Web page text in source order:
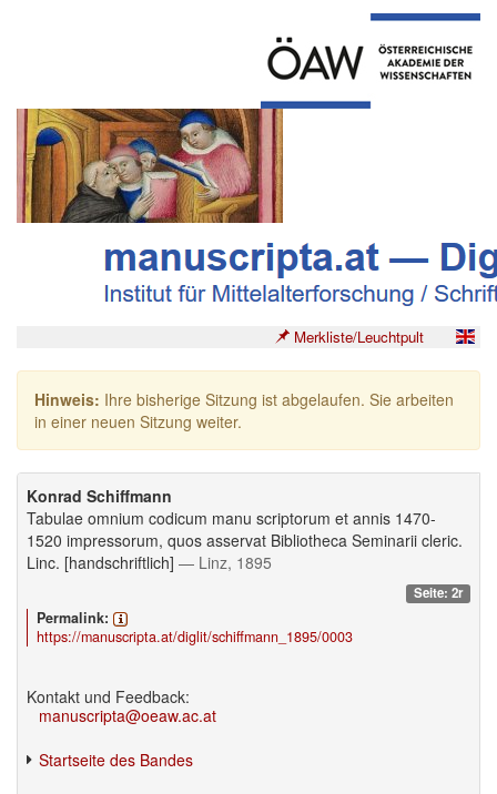
Merkliste/Leuchtpult
Hinweis: Ihre bisherige Sitzung ist abgelaufen. Sie arbeiten
in einer neuen Sitzung weiter.
Konrad Schiffmann
Tabulae omnium codicum manu scriptorum et annis 1470-
1520 impressorum, quos asservat Bibliotheca Seminarii cleric.
Linc. [handschriftlich] — Linz, 1895
Seite: 2r
Permalink:
https://manuscripta.at/diglit/schiffmann_1895/0003
Kontakt und Feedback:
manuscripta@oeaw.ac.at
Startseite des Bandes